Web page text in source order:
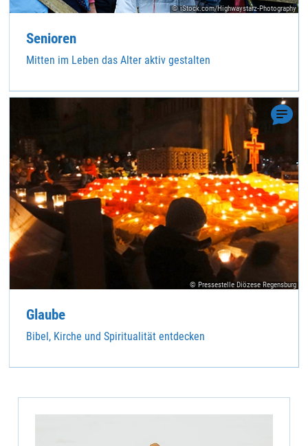
© iStock.com/Highwaystarz-Photography
Senioren
Mitten im Leben das Alter aktiv gestalten
© Pressestelle Diözese Regensburg
Glaube
Bibel, Kirche und Spiritualität entdecken